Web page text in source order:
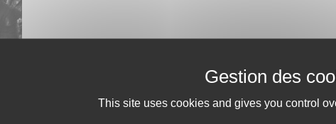
This site uses cookies and gives you control